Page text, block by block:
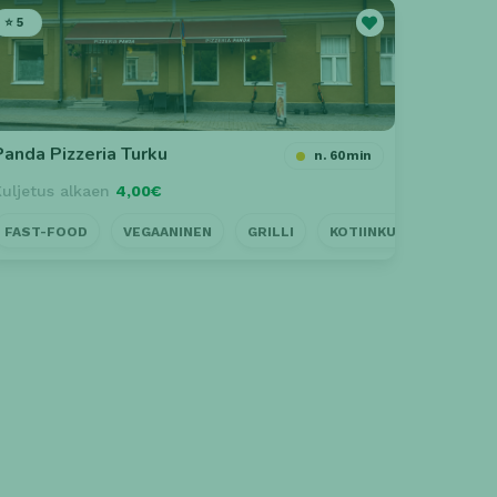
LAADUKAS PALVELU DINE-OUT LÄHELLÄ
⭐ 5
Pizzeria Turku n. 60min
alkaen 4,00€
FAST-FOOD VEGAANINEN GRILLI KOTIINKULJETUS